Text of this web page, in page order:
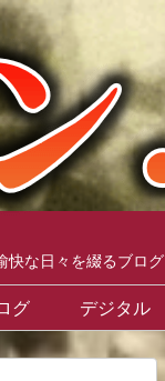
快な日々を綴るブログ
グ デジタル